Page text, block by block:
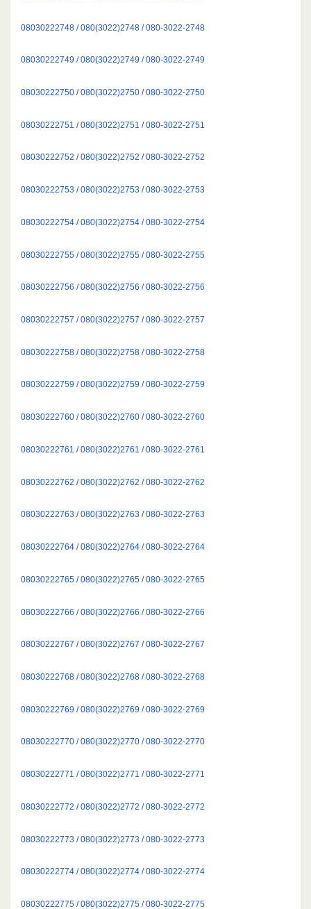
08030222748 / 080(3022)2748 / 080-3022-2748
08030222749 / 080(3022)2749 / 080-3022-2749
08030222750 / 080(3022)2750 / 080-3022-2750
08030222751 / 080(3022)2751 / 080-3022-2751
08030222752 / 080(3022)2752 / 080-3022-2752
08030222753 / 080(3022)2753 / 080-3022-2753
08030222754 / 080(3022)2754 / 080-3022-2754
08030222755 / 080(3022)2755 / 080-3022-2755
08030222756 / 080(3022)2756 / 080-3022-2756
08030222757 / 080(3022)2757 / 080-3022-2757
08030222758 / 080(3022)2758 / 080-3022-2758
08030222759 / 080(3022)2759 / 080-3022-2759
08030222760 / 080(3022)2760 / 080-3022-2760
08030222761 / 080(3022)2761 / 080-3022-2761
08030222762 / 080(3022)2762 / 080-3022-2762
08030222763 / 080(3022)2763 / 080-3022-2763
08030222764 / 080(3022)2764 / 080-3022-2764
08030222765 / 080(3022)2765 / 080-3022-2765
08030222766 / 080(3022)2766 / 080-3022-2766
08030222767 / 080(3022)2767 / 080-3022-2767
08030222768 / 080(3022)2768 / 080-3022-2768
08030222769 / 080(3022)2769 / 080-3022-2769
08030222770 / 080(3022)2770 / 080-3022-2770
08030222771 / 080(3022)2771 / 080-3022-2771
08030222772 / 080(3022)2772 / 080-3022-2772
08030222773 / 080(3022)2773 / 080-3022-2773
08030222774 / 080(3022)2774 / 080-3022-2774
08030222775 / 080(3022)2775 / 080-3022-2775